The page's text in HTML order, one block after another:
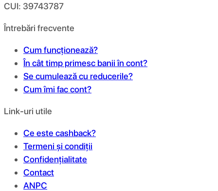
CUI: 39743787
Întrebări frecvente
Cum funcționează?
În cât timp primesc banii în cont?
Se cumulează cu reducerile?
Cum îmi fac cont?
Link-uri utile
Ce este cashback?
Termeni și condiții
Confidențialitate
Contact
ANPC